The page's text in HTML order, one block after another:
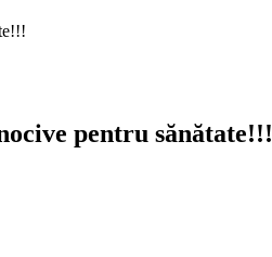
pentru sănătate!!!